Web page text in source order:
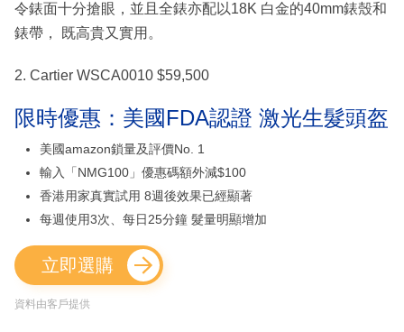
令錶面十分搶眼，並且全錶亦配以18K 白金的40mm錶殼和
錶帶， 既高貴又實用。
2. Cartier WSCA0010 $59,500
限時優惠：美國FDA認證 激光生髮頭盔
美國amazon鎖量及評價No. 1
輸入「NMG100」優惠碼額外減$100
香港用家真實試用 8週後效果已經顯著
每週使用3次、每日25分鐘 髮量明顯增加
立即選購
資料由客戶提供